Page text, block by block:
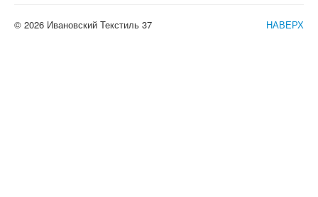
НАВЕРХ
© 2026 Ивановский Текстиль 37